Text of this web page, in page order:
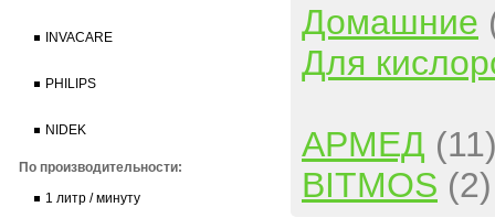
INVACARE
PHILIPS
NIDEK
По производительности:
1 литр / минуту
Домашние
Для
АРМЕД
BITMOS (2)